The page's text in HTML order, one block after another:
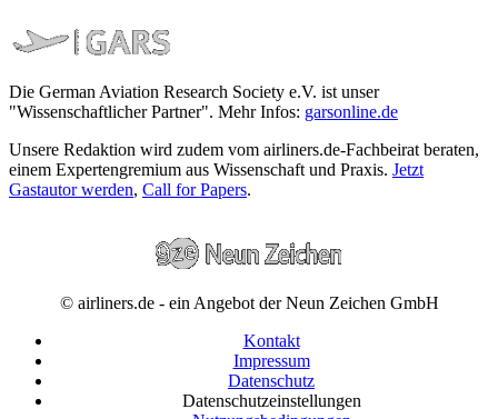
Die German Aviation Research Society e.V. ist unser
"Wissenschaftlicher Partner". Mehr Infos: garsonline.de
Unsere Redaktion wird zudem vom airliners.de-Fachbeirat beraten,
einem Expertengremium aus Wissenschaft und Praxis. Jetzt
Gastautor werden, Call for Papers.
© airliners.de - ein Angebot der Neun Zeichen GmbH
Kontakt
Impressum
Datenschutz
Datenschutzeinstellungen